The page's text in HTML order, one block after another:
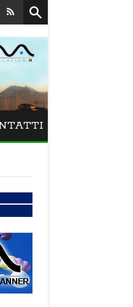
- Maurizio Schweizer porta alla